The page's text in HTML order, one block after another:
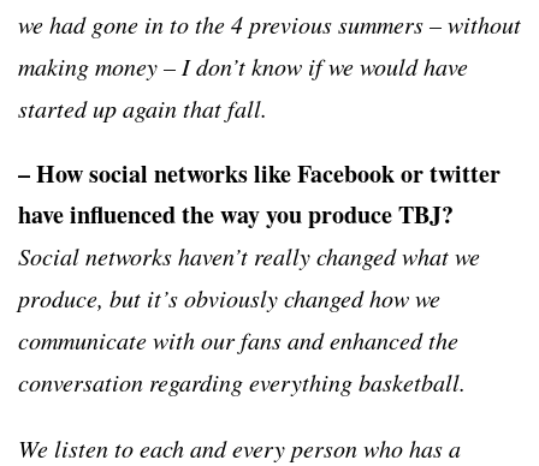
we had gone in to the 4 previous summers – without
making money – I don’t know if we would have
started up again that fall.
– How social networks like Facebook or twitter
have influenced the way you produce TBJ?
Social networks haven’t really changed what we
produce, but it’s obviously changed how we
communicate with our fans and enhanced the
conversation regarding everything basketball.
We listen to each and every person who has a